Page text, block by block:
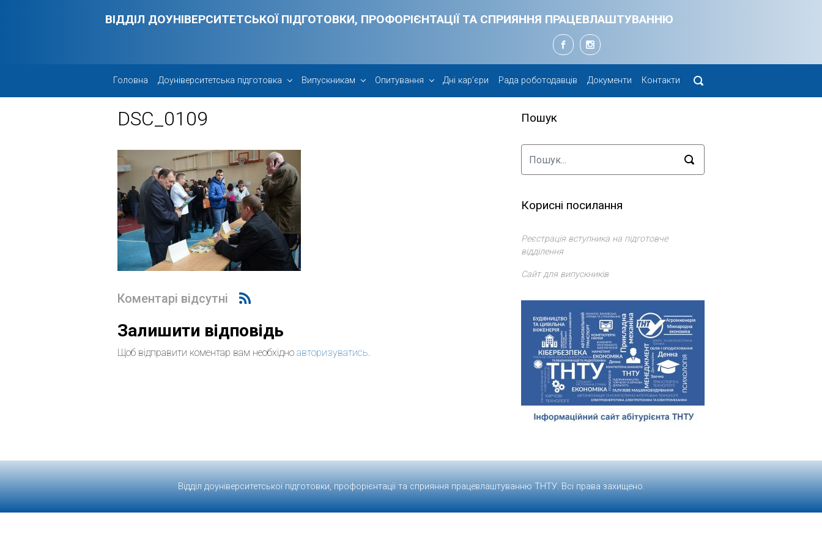
ВІДДІЛ ДОУНІВЕРСИТЕТСЬКОЇ ПІДГОТОВКИ, ПРОФОРІЄНТАЦІЇ ТА СПРИЯННЯ ПРАЦЕВЛАШТУВАННЮ
Головна Доуніверситетська підготовка Випускникам Опитування Дні кар’єри Рада роботодавців Документи Контакти
DSC_0109
Коментарі відсутні
Залишити відповідь
Щоб відправити коментар вам необхідно авторизуватись.
Пошук
Корисні посилання
Реєстрація вступника на підготовче
відділення
Сайт для випускників
Відділ доуніверситетської підготовки, профорієнтації та сприяння працевлаштуванню ТНТУ. Всі права захищено.